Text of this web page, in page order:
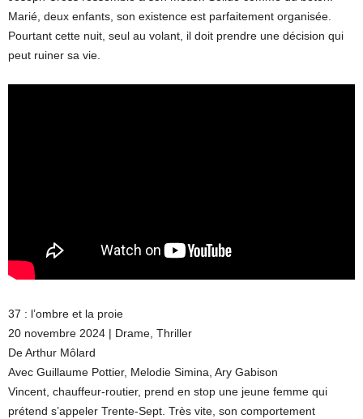
Marié, deux enfants, son existence est parfaitement organisée.
Pourtant cette nuit, seul au volant, il doit prendre une décision qui
peut ruiner sa vie.
37 : l’ombre et la proie
20 novembre 2024 | Drame, Thriller
De Arthur Môlard
Avec Guillaume Pottier, Melodie Simina, Ary Gabison
Vincent, chauffeur-routier, prend en stop une jeune femme qui
prétend s’appeler Trente-Sept. Très vite, son comportement